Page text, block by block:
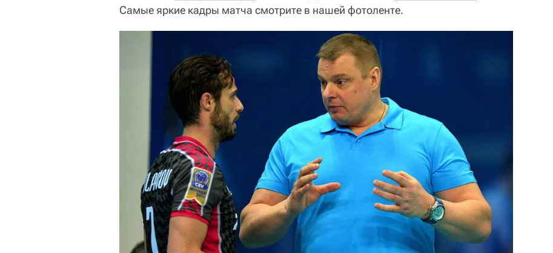
Самые яркие кадры матча смотрите в нашей фотоленте.